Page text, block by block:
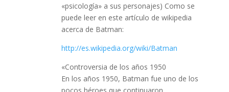
«psicología» a sus personajes) Como se
puede leer en este artículo de wikipedia
acerca de Batman:
http://es.wikipedia.org/wiki/Batman
«Controversia de los años 1950
En los años 1950, Batman fue uno de los